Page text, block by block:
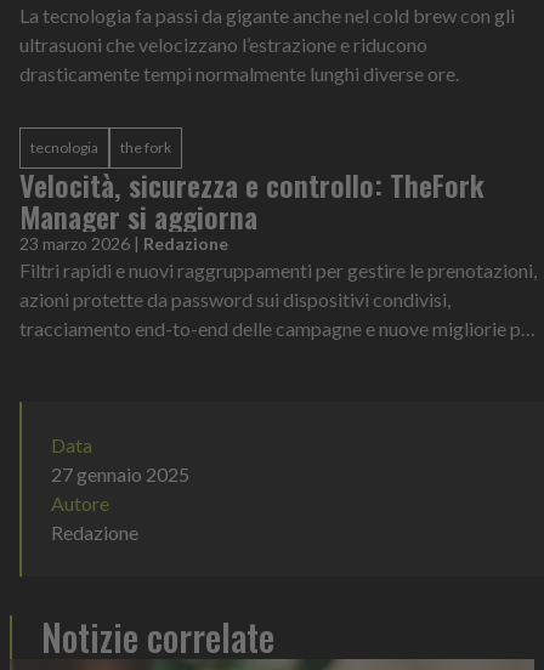
La tecnologia fa passi da gigante anche nel cold brew con gli
ultrasuoni che velocizzano l’estrazione e riducono
drasticamente tempi normalmente lunghi diverse ore.
tecnologia the fork
Velocità, sicurezza e controllo: TheFork
Manager si aggiorna
23 marzo 2026 | Redazione
Filtri rapidi e nuovi raggruppamenti per gestire le prenotazioni,
azioni protette da password sui dispositivi condivisi,
tracciamento end-to-end delle campagne e nuove migliorie per
Data
27 gennaio 2025
Autore
Redazione
Notizie correlate